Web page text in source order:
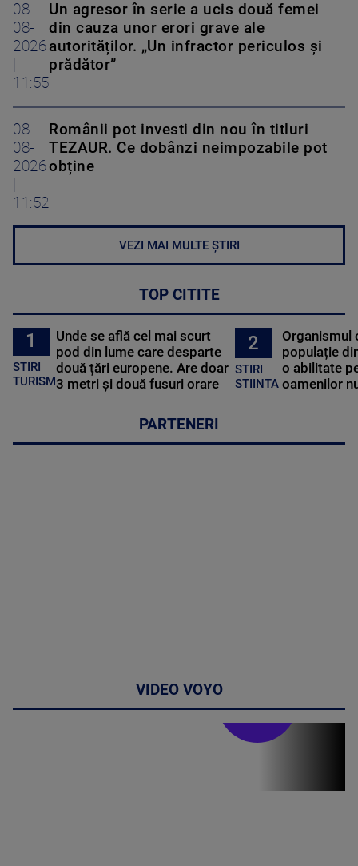
08-
08-
2026
11:55
Un agresor în serie a ucis două femei
din cauza unor erori grave ale
autorităților. „Un infractor periculos și
prădător”
08-
08-
2026
11:52
Românii pot investi din nou în titluri
TEZAUR. Ce dobânzi neimpozabile pot
obține
VEZI MAI MULTE ȘTIRI
TOP CITITE
1
STIRI
TURISM
Unde se află cel mai scurt
pod din lume care desparte
două țări europene. Are doar
3 metri și două fusuri orare
2
STIRI
STIINTA
Organismul
populație
o abilitate
oamenilor
PARTENERI
VIDEO VOYO